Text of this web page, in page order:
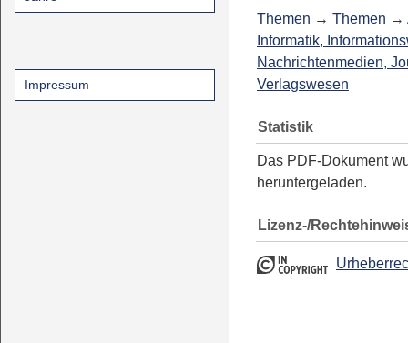
Impressum
Themen → Themen →
Informatik,
Nachrichtenmedien,
Verlagswesen
Statistik
Das PDF-Dokument
heruntergeladen.
Lizenz-/